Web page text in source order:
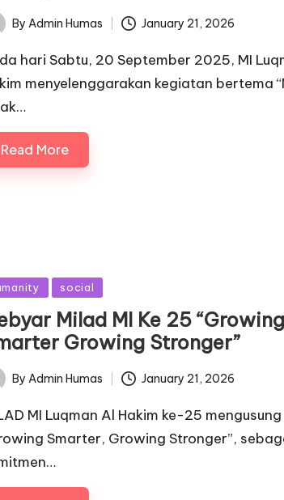
By Admin Humas January 21, 2026
hari Sabtu, 20 September 2025, MI
menyelenggarakan kegiatan bertema
Read More
social
Milad MI Ke 25 “Growing
Growing Stronger”
By Admin Humas January 21, 2026
MI Luqman Al Hakim ke-25
Smarter, Growing Stronger”,